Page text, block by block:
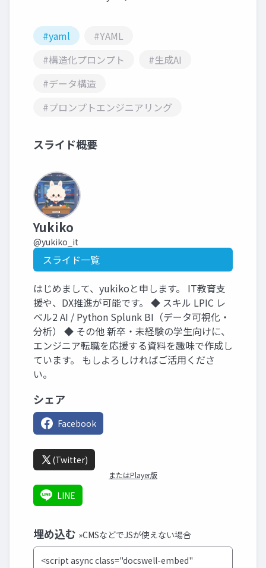
#yaml
#YAML
#構造化プロンプト
#生成AI
#データ構造
#プロンプトエンジニアリング
スライド概要
Yukiko
@yukiko_it
スライド一覧
はじめまして、yukikoと申します。 IT教育支
援や、DX推進が可能です。 ◆ スキル LPIC レ
ベル2 AI / Python Splunk BI（データ可視化・
分析） ◆ その他 新卒・未経験の学生向けに、
エンジニア転職を応援する資料を趣味で作成し
ています。 もしよろしければご活用くださ
い。
シェア
Facebook
(Twitter)
またはPlayer版
LINE
埋め込む »CMSなどでJSが使えない場合